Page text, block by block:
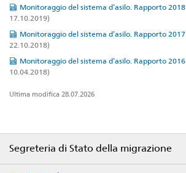
Monitoraggio del sistema d’asilo. Rapporto 2018
17.10.2019)
Monitoraggio del sistema d’asilo. Rapporto 2017
22.10.2018)
Monitoraggio del sistema d’asilo. Rapporto 2016
10.04.2018)
Ultima modifica 28.07.2026
Segreteria di Stato della migrazione